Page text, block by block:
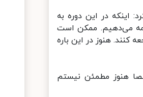
در این دوره به
می‌دهیم. ممکن است
هنوز در این باره
هنوز مطمئن نیستم